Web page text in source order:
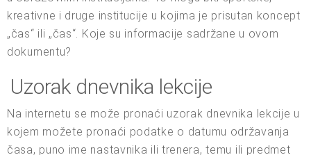
kreativne i druge institucije u kojima je prisutan koncept
„čas“ ili „čas“. Koje su informacije sadržane u ovom
dokumentu?
Uzorak dnevnika lekcije
Na internetu se može pronaći uzorak dnevnika lekcije u
kojem možete pronaći podatke o datumu održavanja
časa, puno ime nastavnika ili trenera, temu ili predmet